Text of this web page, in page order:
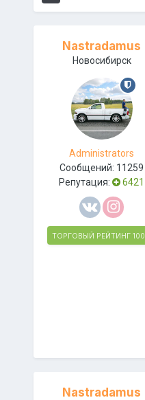
Nastradamus
Новосибирск
Administrators
Сообщений: 11259
Репутация:
6421
ТОРГОВЫЙ РЕЙТИНГ
Nastradamus